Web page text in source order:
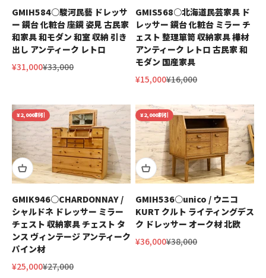
GMIH584○駿河民藝 ドレッサ
ー 鏡台 化粧台 座鏡 姿見 古民家
和家具 和モダン 和室 収納 引き
出し アンティーク レトロ
セール価格
¥31,000通常価格
¥33,000
GMIS568○北海道民芸家具 ド
レッサー 鏡台 化粧台 ミラー チ
ェスト 整理箪笥 収納家具 樺材
アンティーク レトロ 古民家 和
モダン 国産家具
セール価格
¥15,000通常価格
¥16,000
¥2,000割引
GMIK946○CHARDONNAY /
シャルドネ ドレッサー ミラー
チェスト 収納家具 チェスト タ
ンス ヴィンテージ アンティーク
パイン材
セール価格
¥25,000通常価格
¥27,000
¥2,000割引
GMIH536○unico / ウニコ
KURT クルト ライティングデス
ク ドレッサー オーク材 北欧
セール価格
¥36,000通常価格
¥38,000